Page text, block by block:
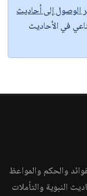
الوصول إلى أحاديث
في الأحاديث
والحكم والمواعظ
النبوية والتأملات